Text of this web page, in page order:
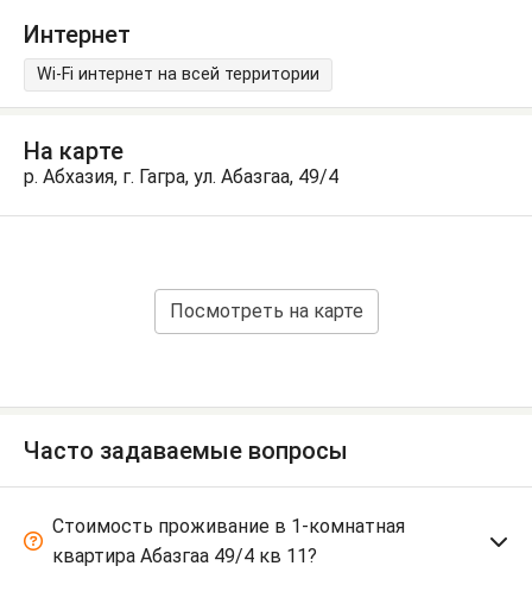
Интернет
Wi-Fi интернет на всей территории
На карте
р. Абхазия, г. Гагра, ул. Абазгаа, 49/4
Посмотреть на карте
Часто задаваемые вопросы
Стоимость проживание в 1-комнатная
квартира Абазгаа 49/4 кв 11?